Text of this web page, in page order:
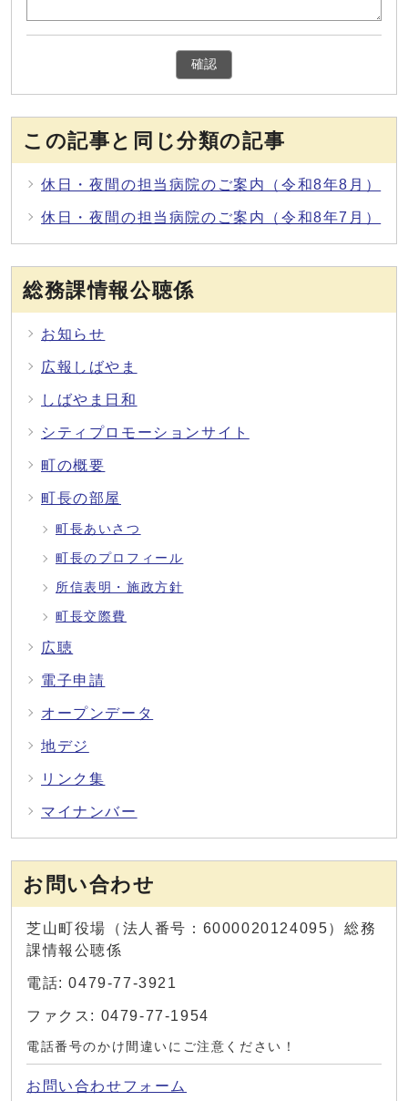
確認
この記事と同じ分類の記事
休日・夜間の担当病院のご案内（令和8年8月）
休日・夜間の担当病院のご案内（令和8年7月）
総務課情報公聴係
お知らせ
広報しばやま
しばやま日和
シティプロモーションサイト
町の概要
町長の部屋
町長あいさつ
町長のプロフィール
所信表明・施政方針
町長交際費
広聴
電子申請
オープンデータ
地デジ
リンク集
マイナンバー
お問い合わせ
芝山町役場（法人番号：6000020124095）総務
課情報公聴係
電話: 0479-77-3921
ファクス: 0479-77-1954
電話番号のかけ間違いにご注意ください！
お問い合わせフォーム